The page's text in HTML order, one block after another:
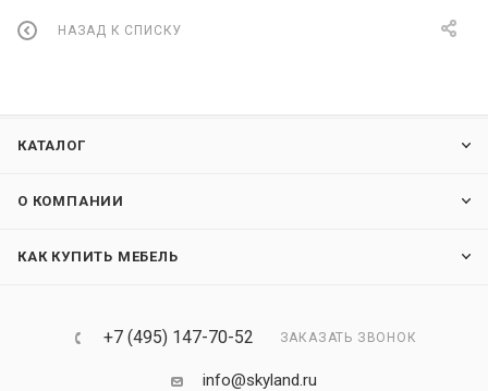
НАЗАД К СПИСКУ
КАТАЛОГ
О КОМПАНИИ
КАК КУПИТЬ МЕБЕЛЬ
+7 (495) 147-70-52 ЗАКАЗАТЬ ЗВОНОК
info@skyland.ru